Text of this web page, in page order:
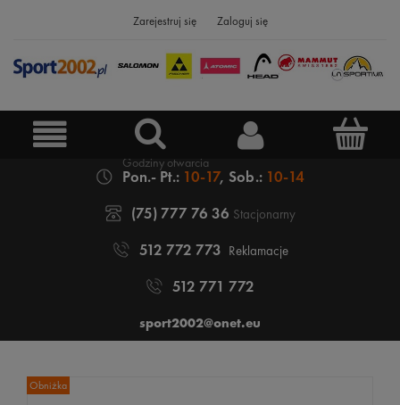
Zarejestruj się Zaloguj się
Pon.- Pt.: 10-17, Sob.: 10-14
(75) 777 76 36 Stacjonarny
512 772 773 Reklamacje
512 771 772
sport2002@onet.eu
Obniżka